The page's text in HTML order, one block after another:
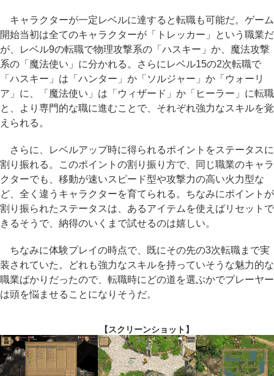
キャラクターが一定レベルに達すると転職も可能だ。ゲーム
開始当初は全てのキャラクターが「トレッカー」という職業だ
が、レベル9の転職で物理攻撃系の「ハスキー」か、魔法攻撃
系の「魔法使い」に分かれる。さらにレベル15の2次転職で
「ハスキー」は「ハンター」か「ソルジャー」か「ウォーリ
ア」に、「魔法使い」は「ウィザード」か「ヒーラー」に転職
と、より専門的な職に進むことで、それぞれ強力なスキルを覚
えられる。
さらに、レベルアップ時に得られるポイントをステータスに
割り振れる。このポイントの割り振り方で、同じ職業のキャラ
クターでも、移動が速いスピード型や攻撃力の高い火力型な
ど、全く違うキャラクターを育てられる。ちなみにポイントが
割り振られたステータスは、あるアイテムを使えばリセットで
きるそうで、納得のいくまで試せるのは嬉しい。
ちなみに体験プレイの時点で、既にその先の3次転職まで実
装されていた。どれも強力なスキルを持っていそうな魅力的な
職業ばかりだったので、転職時にどの道を選ぶかでプレーヤー
は頭を悩ませることになりそうだ。
【スクリーンショット】